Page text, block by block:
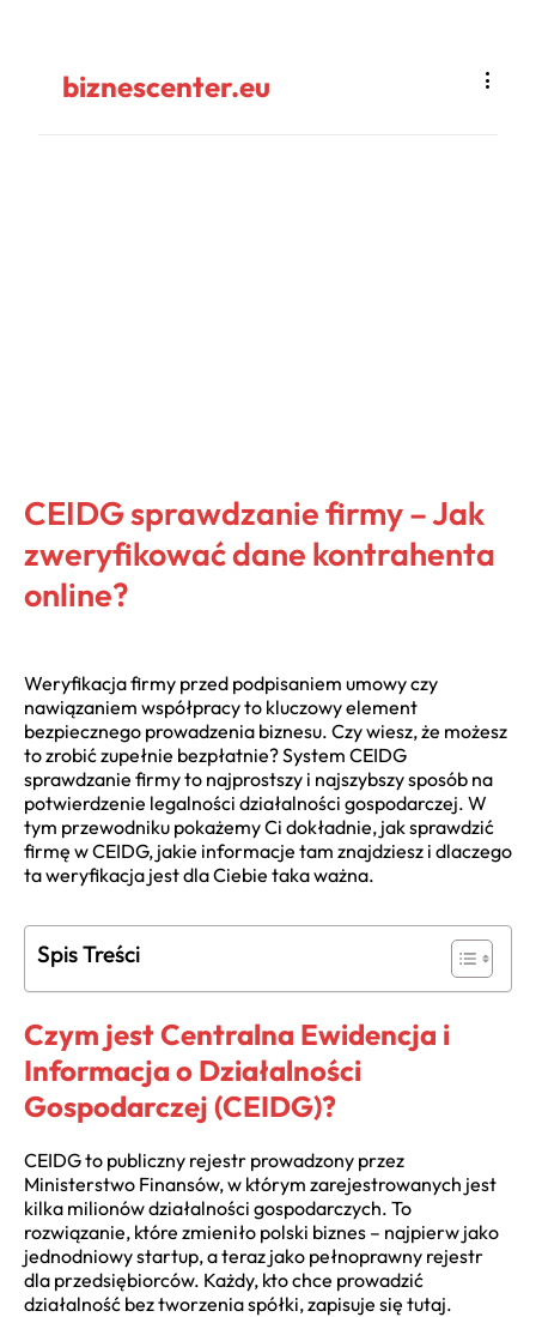
biznescenter.eu
CEIDG sprawdzanie firmy – Jak
zweryfikować dane kontrahenta
online?
Weryfikacja firmy przed podpisaniem umowy czy
nawiązaniem współpracy to kluczowy element
bezpiecznego prowadzenia biznesu. Czy wiesz, że możesz
to zrobić zupełnie bezpłatnie? System CEIDG
sprawdzanie firmy to najprostszy i najszybszy sposób na
potwierdzenie legalności działalności gospodarczej. W
tym przewodniku pokażemy Ci dokładnie, jak sprawdzić
firmę w CEIDG, jakie informacje tam znajdziesz i dlaczego
ta weryfikacja jest dla Ciebie taka ważna.
Spis Treści
Czym jest Centralna Ewidencja i
Informacja o Działalności
Gospodarczej (CEIDG)?
CEIDG to publiczny rejestr prowadzony przez
Ministerstwo Finansów, w którym zarejestrowanych jest
kilka milionów działalności gospodarczych. To
rozwiązanie, które zmieniło polski biznes – najpierw jako
jednodniowy startup, a teraz jako pełnoprawny rejestr
dla przedsiębiorców. Każdy, kto chce prowadzić
działalność bez tworzenia spółki, zapisuje się tutaj.